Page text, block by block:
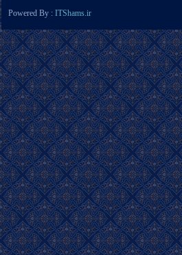
Powered By : ITShams.ir